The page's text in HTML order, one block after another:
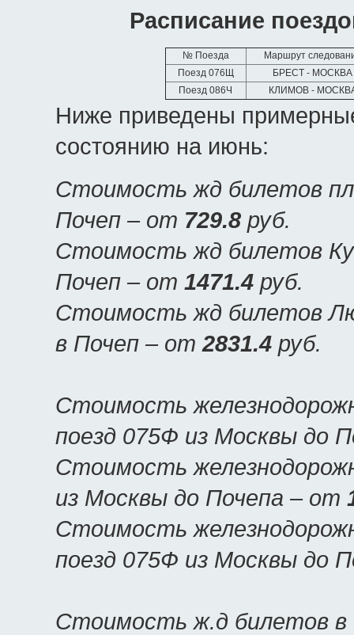
Расписание
№ Поезда
Маршрут
Поезд 076Щ
БРЕСТ - МОСКВА
Поезд 086Ч
КЛИМОВ -
Ниже приведены
состоянию на июнь:
Стоимость жд билетов
Почеп – от 729.8 руб.
Стоимость жд билетов
Почеп – от 1471.4 руб.
Стоимость жд билетов
в Почеп – от2831.4 руб.
Стоимость
поезд 075Ф из Москвы до
Стоимость
из Москвы до Почепа – от
Стоимость
поезд 075Ф из Москвы до
Стоимость ж.д билетов в